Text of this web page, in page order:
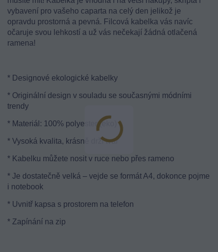
vybavení pro vašeho caparta na celý den jelikož je
opravdu prostorná a pevná. Filcová kabelka vás navíc
očaruje svou lehkostí a už vás nečekají žádná otlačená
ramena!
* Designové ekologické kabelky
* Originální design v souladu se současnými módními
trendy
* Materiál: 100% polyester (eko)
* Vysoká kvalita, krásně drží tvar
* Kabelku můžete nosit v ruce nebo přes rameno
* Je dostatečně velká – vejde se formát A4, dokonce pojme
i notebook
* Uvnitř kapsa s prostorem na telefon
* Zapínání na zip